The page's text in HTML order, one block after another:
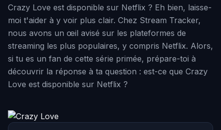
Crazy Love est disponible sur Netflix ? Eh bien, laisse-
moi t'aider à y voir plus clair. Chez Stream Tracker,
nous avons un œil avisé sur les plateformes de
streaming les plus populaires, y compris Netflix. Alors,
si tu es un fan de cette série primée, prépare-toi à
découvrir la réponse à ta question : est-ce que Crazy
Love est disponible sur Netflix ?